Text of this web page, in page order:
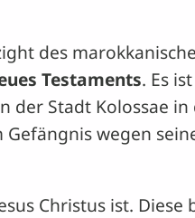
des
Testaments. Es
der Stadt Kolossae
wegen
Christus ist. Diese